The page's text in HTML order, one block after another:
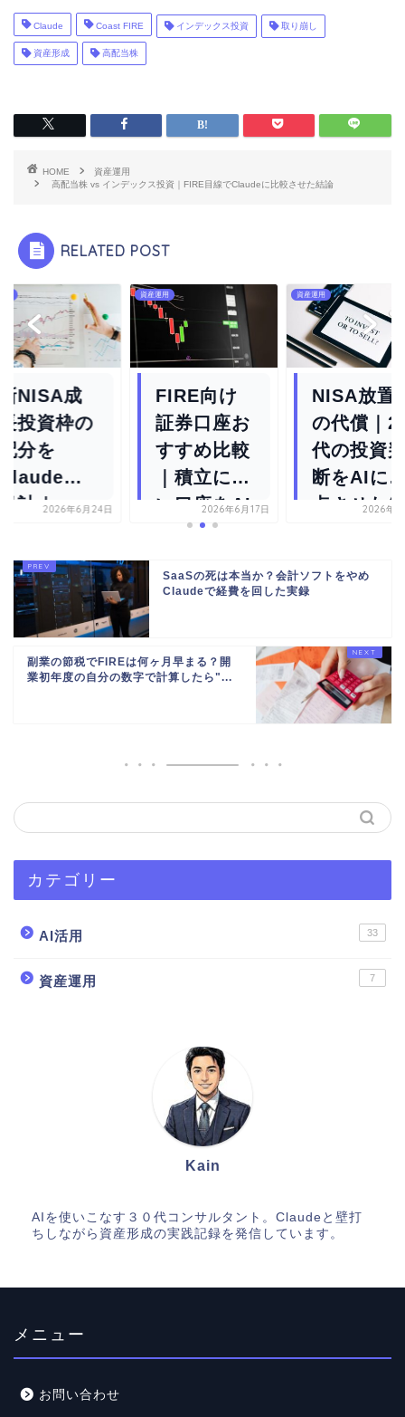
Claude Coast FIRE インデックス投資 取り崩し
資産形成 高配当株
HOME
資産運用
高配当株 vs インデックス投資｜FIRE目線でClaudeに比較させた結論
RELATED POST
NISA成
投資枠の
分を
と
計｜
活用...
2026年6月24日
資産運用
FIRE向け
証券口座お
すすめ比較
｜積立に強
い口座をAI
で選んだ
2026年6月17日
資産運用
NISA放置
の代償｜
代の投資
断をAIに
点させた
2026年7
SaaSの死は本当か？会計ソフトをやめ
Claudeで経費を回した実録
副業の節税でFIREは何ヶ月早まる？開
業初年度の自分の数字で計算したら"...
カテゴリー
AI活用 33
資産運用 7
Kain
AIを使いこなす３０代コンサルタント。Claudeと壁打
ちしながら資産形成の実践記録を発信しています。
メニュー
お問い合わせ